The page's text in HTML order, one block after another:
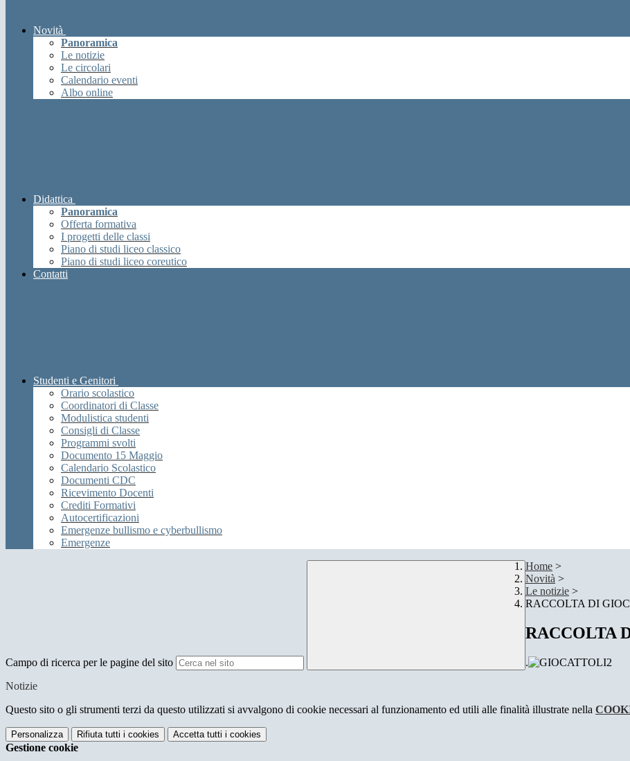
Novità
Panoramica
Le notizie
Le circolari
Calendario eventi
Albo online
Didattica
Panoramica
Offerta formativa
I progetti delle classi
Piano di studi liceo classico
Piano di studi liceo coreutico
Contatti
Studenti e Genitori
Orario scolastico
Coordinatori di Classe
Modulistica studenti
Consigli di Classe
Programmi svolti
Documento 15 Maggio
Calendario Scolastico
Documenti CDC
Ricevimento Docenti
Crediti Formativi
Autocertificazioni
Emergenze bullismo e cyberbullismo
Emergenze
Campo di ricerca per le pagine del sito
Home >
Novità >
Le notizie >
RACCOLTA DI
RACCOLTA
.
Notizie
Questo sito o gli strumenti terzi da questo utilizzati si avvalgono di cookie necessari al funzionamento ed utili alle finalità illustrate nella
Personalizza Rifiuta tutti i cookies Accetta tutti i cookies
Gestione cookie